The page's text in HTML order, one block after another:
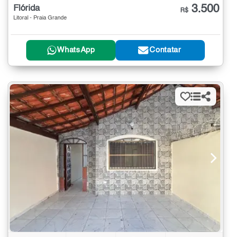
Flórida
Litoral - Praia Grande
R$ 3.500
WhatsApp Contatar